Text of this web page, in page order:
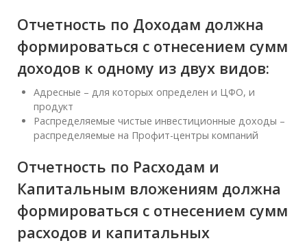
Отчетность по Доходам должна
формироваться с отнесением сумм
доходов к одному из двух видов:
Адресные – для которых определен и ЦФО, и
продукт
Распределяемые чистые инвестиционные доходы –
распределяемые на Профит-центры компаний
Отчетность по Расходам и
Капитальным вложениям должна
формироваться с отнесением сумм
расходов и капитальных